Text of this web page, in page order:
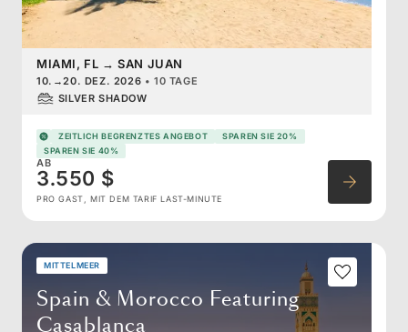
MIAMI, FL → SAN JUAN
10. →20. DEZ. 2026 •10 TAGE
SILVER SHADOW
ZEITLICH BEGRENZTES ANGEBOT
SPAREN SIE 20%
SPAREN SIE 40%
AB
3.550 $
PRO GAST, MIT DEM TARIF LAST-MINUTE
MITTELMEER
Spain & Morocco Featuring
Casablanca